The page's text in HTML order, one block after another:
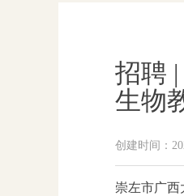
招聘
生物
崇左市广西
创建时间：